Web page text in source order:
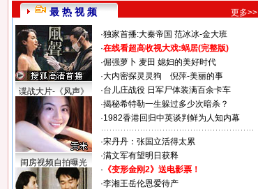
最 热 视 频 更多>>
谍战大片-《风声》
闺房视频自拍曝光
·独家首播:大秦帝国 范冰冰-金大班
·在线看超高收视大戏:蜗居(完整版)
·倔强萝卜 麦田 媳妇的美好时代
·大内密探灵灵狗
倪萍-美丽的事
·台儿庄战役 日军尸体装满百余卡车
·揭秘希特勒一生躲过多少次暗杀？
·1982香港回归中英谈判鲜为人知内幕
·宋丹丹：张国立活得太累
·满文军有望明日获释
· 《变形金刚2》送电影票！
·李湘王岳伦恩爱待产